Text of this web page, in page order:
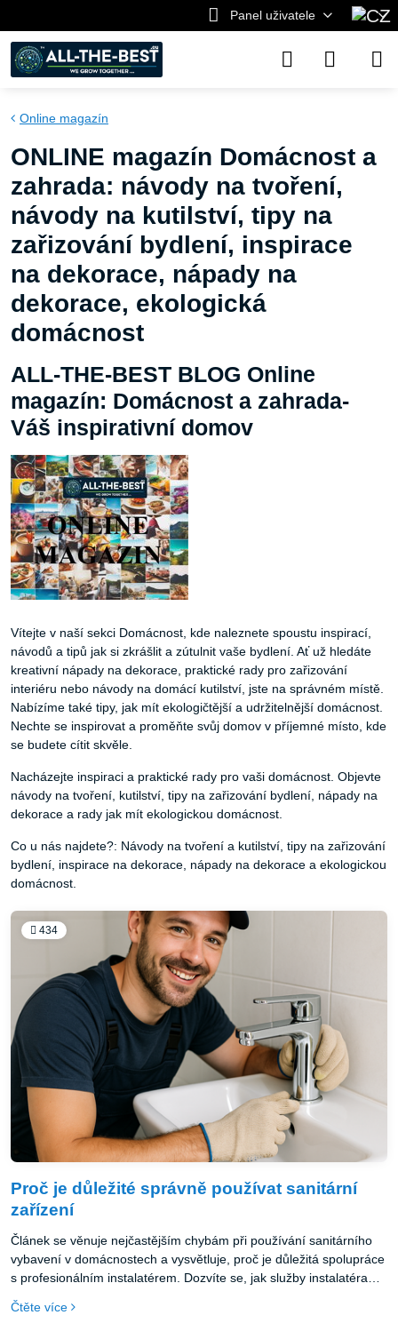
Panel uživatele
Online magazín
ONLINE magazín Domácnost a
zahrada: návody na tvoření,
návody na kutilství, tipy na
zařizování bydlení, inspirace
na dekorace, nápady na
dekorace, ekologická
domácnost
ALL-THE-BEST BLOG Online
magazín: Domácnost a zahrada-
Váš inspirativní domov
Vítejte v naší sekci Domácnost, kde naleznete spoustu inspirací,
návodů a tipů jak si zkrášlit a zútulnit vaše bydlení. Ať už hledáte
kreativní nápady na dekorace, praktické rady pro zařizování
interiéru nebo návody na domácí kutilství, jste na správném místě.
Nabízíme také tipy, jak mít ekologičtější a udržitelnější domácnost.
Nechte se inspirovat a proměňte svůj domov v příjemné místo, kde
se budete cítit skvěle.
Nacházejte inspiraci a praktické rady pro vaši domácnost. Objevte
návody na tvoření, kutilství, tipy na zařizování bydlení, nápady na
dekorace a rady jak mít ekologickou domácnost.
Co u nás najdete?: Návody na tvoření a kutilství, tipy na zařizování
bydlení, inspirace na dekorace, nápady na dekorace a ekologickou
domácnost.
434
Proč je důležité správně používat sanitární
zařízení
Článek se věnuje nejčastějším chybám při používání sanitárního
vybavení v domácnostech a vysvětluje, proč je důležitá spolupráce
s profesionálním instalatérem. Dozvíte se, jak služby instalatéra
montáž kohouteka, výměna sprchového koutu a instalace
Čtěte více